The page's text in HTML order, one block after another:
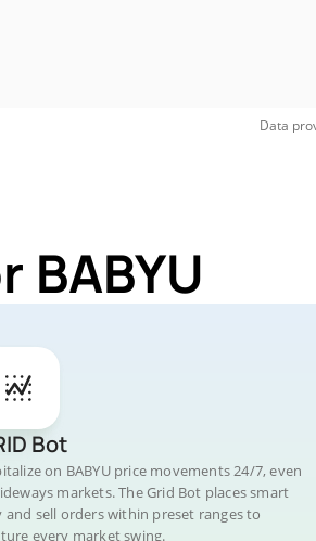
Data
Bot
on BABYU price movements 24/7, even
markets. The Grid Bot places smart
and sell orders within preset ranges to
every market swing.